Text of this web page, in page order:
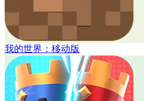
我的世界：移动版